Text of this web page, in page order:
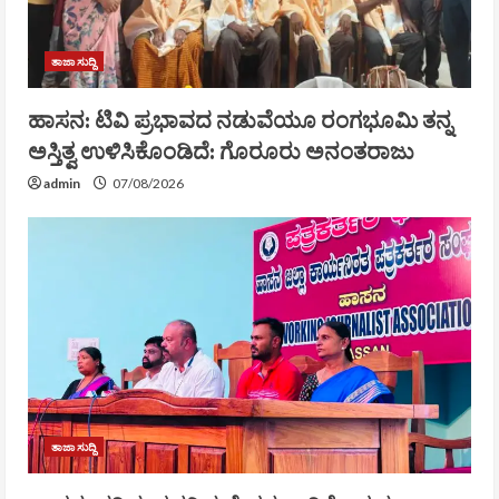
ತಾಜಾ ಸುದ್ದಿ
ಹಾಸನ: ಟಿವಿ ಪ್ರಭಾವದ ನಡುವೆಯೂ ರಂಗಭೂಮಿ ತನ್ನ
ಅಸ್ತಿತ್ವ ಉಳಿಸಿಕೊಂಡಿದೆ: ಗೊರೂರು ಅನಂತರಾಜು
admin 07/08/2026
ತಾಜಾ ಸುದ್ದಿ